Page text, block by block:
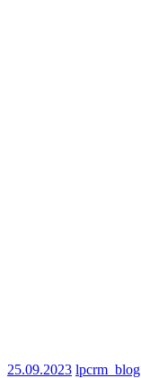
25.09.2023 lpcrm_blog